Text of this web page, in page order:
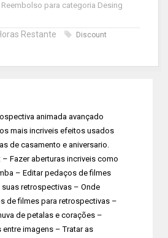
para categoria Desing
Restante Discount
animada avançado
mais incriveis efeitos usados
de casamento e aniversario.
– Fazer aberturas incriveis como
– Editar pedaços de filmes
retrospectivas – Onde
de filmes para retrospectivas –
de petalas e corações –
entre imagens – Tratar as